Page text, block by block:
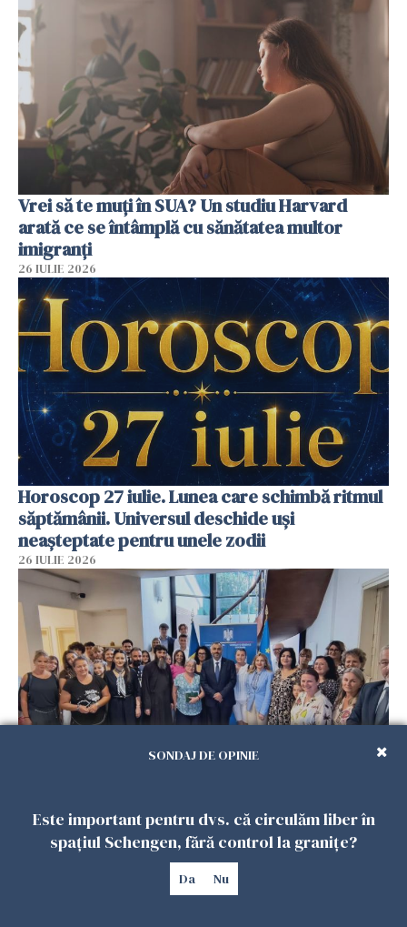
Vrei să te muți în SUA? Un studiu Harvard
arată ce se întâmplă cu sănătatea multor
imigranți
26 IULIE 2026
Horoscop 27 iulie. Lunea care schimbă ritmul
săptămânii. Universul deschide uși
neașteptate pentru unele zodii
26 IULIE 2026
Consulatul României la Roma promite
intervenții în doar 24 de ore
26 IULIE 2026
SONDAJ DE OPINIE
Este important pentru dvs. că circulăm liber în
spațiul Schengen, fără control la granițe?
Da Nu